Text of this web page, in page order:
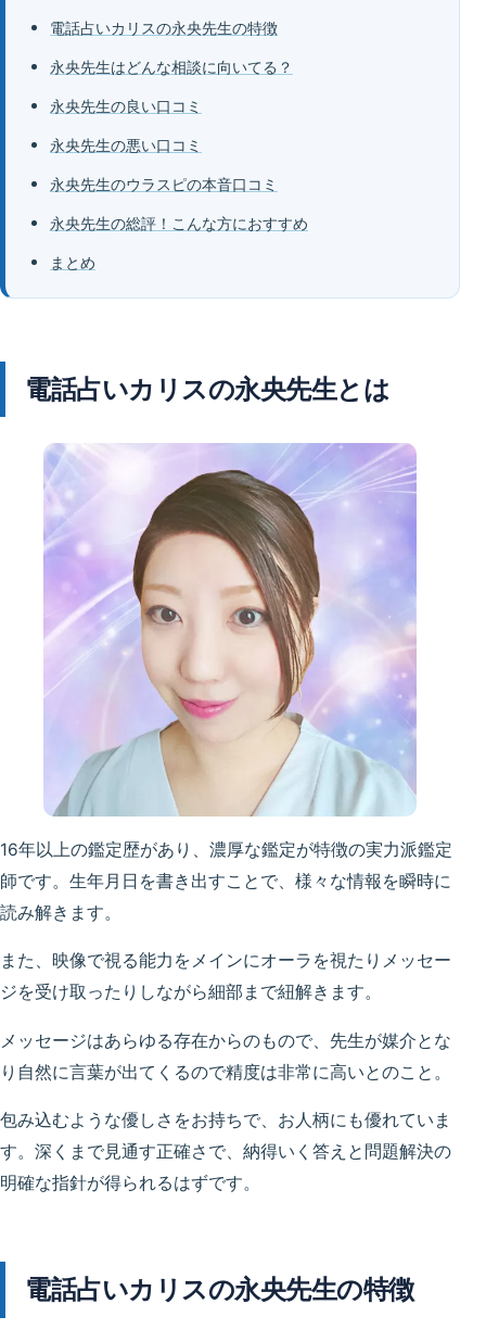
電話占いカリスの永央先生の特徴
永央先生はどんな相談に向いてる？
永央先生の良い口コミ
永央先生の悪い口コミ
永央先生のウラスピの本音口コミ
永央先生の総評！こんな方におすすめ
まとめ
電話占いカリスの永央先生とは
16年以上の鑑定歴があり、濃厚な鑑定が特徴の実力派鑑定
師です。生年月日を書き出すことで、様々な情報を瞬時に
読み解きます。
また、映像で視る能力をメインにオーラを視たりメッセー
ジを受け取ったりしながら細部まで紐解きます。
メッセージはあらゆる存在からのもので、先生が媒介とな
り自然に言葉が出てくるので精度は非常に高いとのこと。
包み込むような優しさをお持ちで、お人柄にも優れていま
す。深くまで見通す正確さで、納得いく答えと問題解決の
明確な指針が得られるはずです。
電話占いカリスの永央先生の特徴